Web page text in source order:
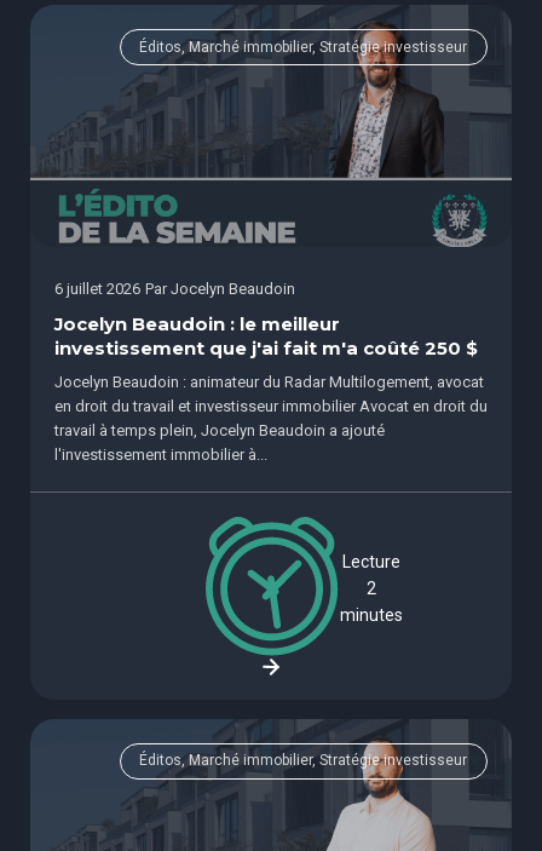
Éditos, Marché immobilier, Stratégie investisseur
6 juillet 2026 Par Jocelyn Beaudoin
Jocelyn Beaudoin : le meilleur
investissement que j'ai fait m'a coûté 250 $
Jocelyn Beaudoin : animateur du Radar Multilogement, avocat
en droit du travail et investisseur immobilier Avocat en droit du
travail à temps plein, Jocelyn Beaudoin a ajouté
l'investissement immobilier à...
Lecture
2
minutes
Éditos, Marché immobilier, Stratégie investisseur